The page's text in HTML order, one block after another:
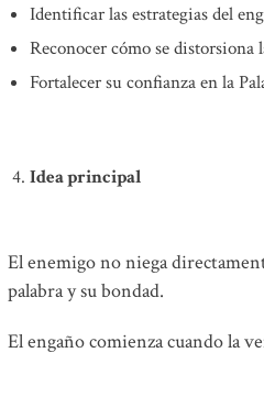
Identificar las estrategias del
Reconocer cómo se distorsiona
Fortalecer su confianza en la
Idea principal
El enemigo no niega
palabra y su bondad.
El engaño comienza cuando la